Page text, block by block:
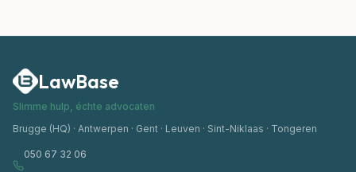
LawBase
Slimme hulp, échte advocaten
Brugge (HQ) · Antwerpen · Gent · Leuven · Sint-Niklaas · Tongeren
050 67 32 06